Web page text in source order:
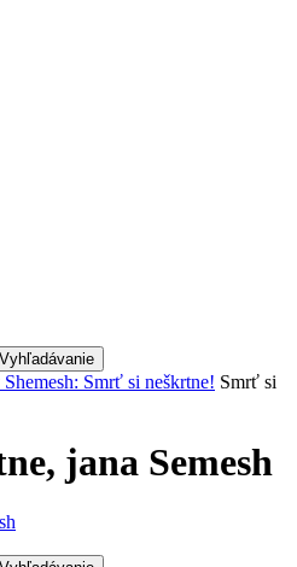
Smrť si neškrtne! Smrť si
jana Semesh